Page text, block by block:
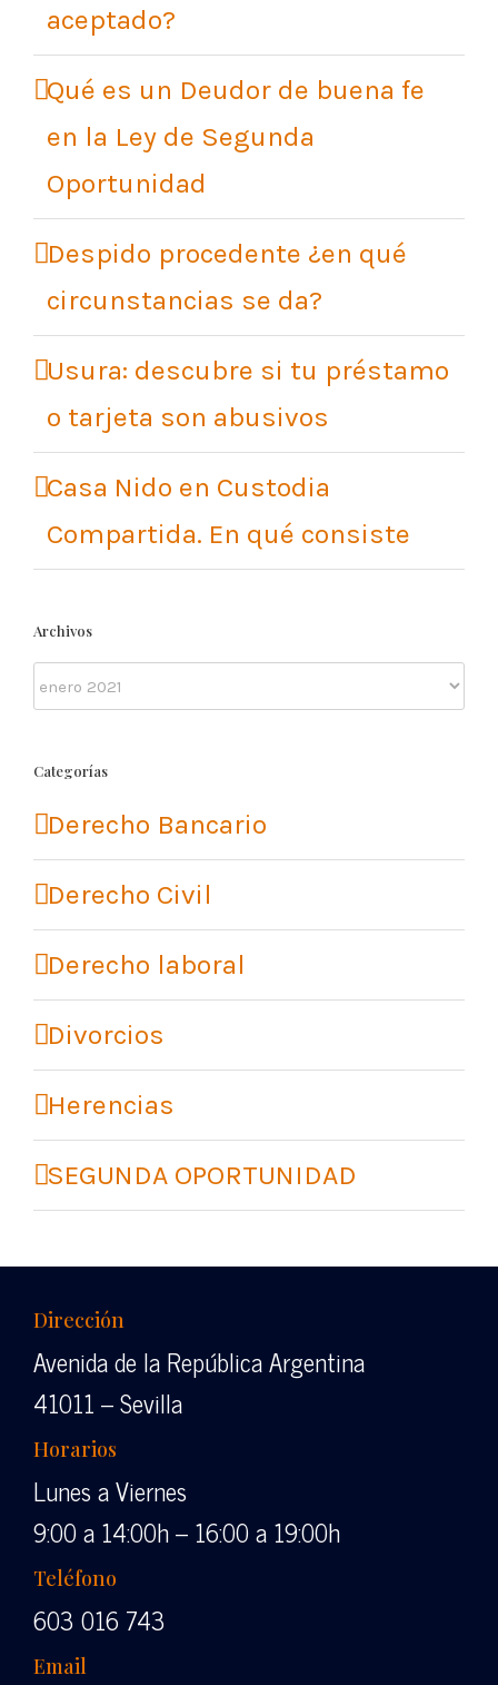
aceptado?
Qué es un Deudor de buena fe
en la Ley de Segunda
Oportunidad
Despido procedente ¿en qué
circunstancias se da?
Usura: descubre si tu préstamo
o tarjeta son abusivos
Casa Nido en Custodia
Compartida. En qué consiste
Archivos
Archivos
Categorías
Derecho Bancario
Derecho Civil
Derecho laboral
Divorcios
Herencias
SEGUNDA OPORTUNIDAD
Dirección
Avenida de la República Argentina
41011 – Sevilla
Horarios
Lunes a Viernes
9:00 a 14:00h – 16:00 a 19:00h
Teléfono
603 016 743
Email